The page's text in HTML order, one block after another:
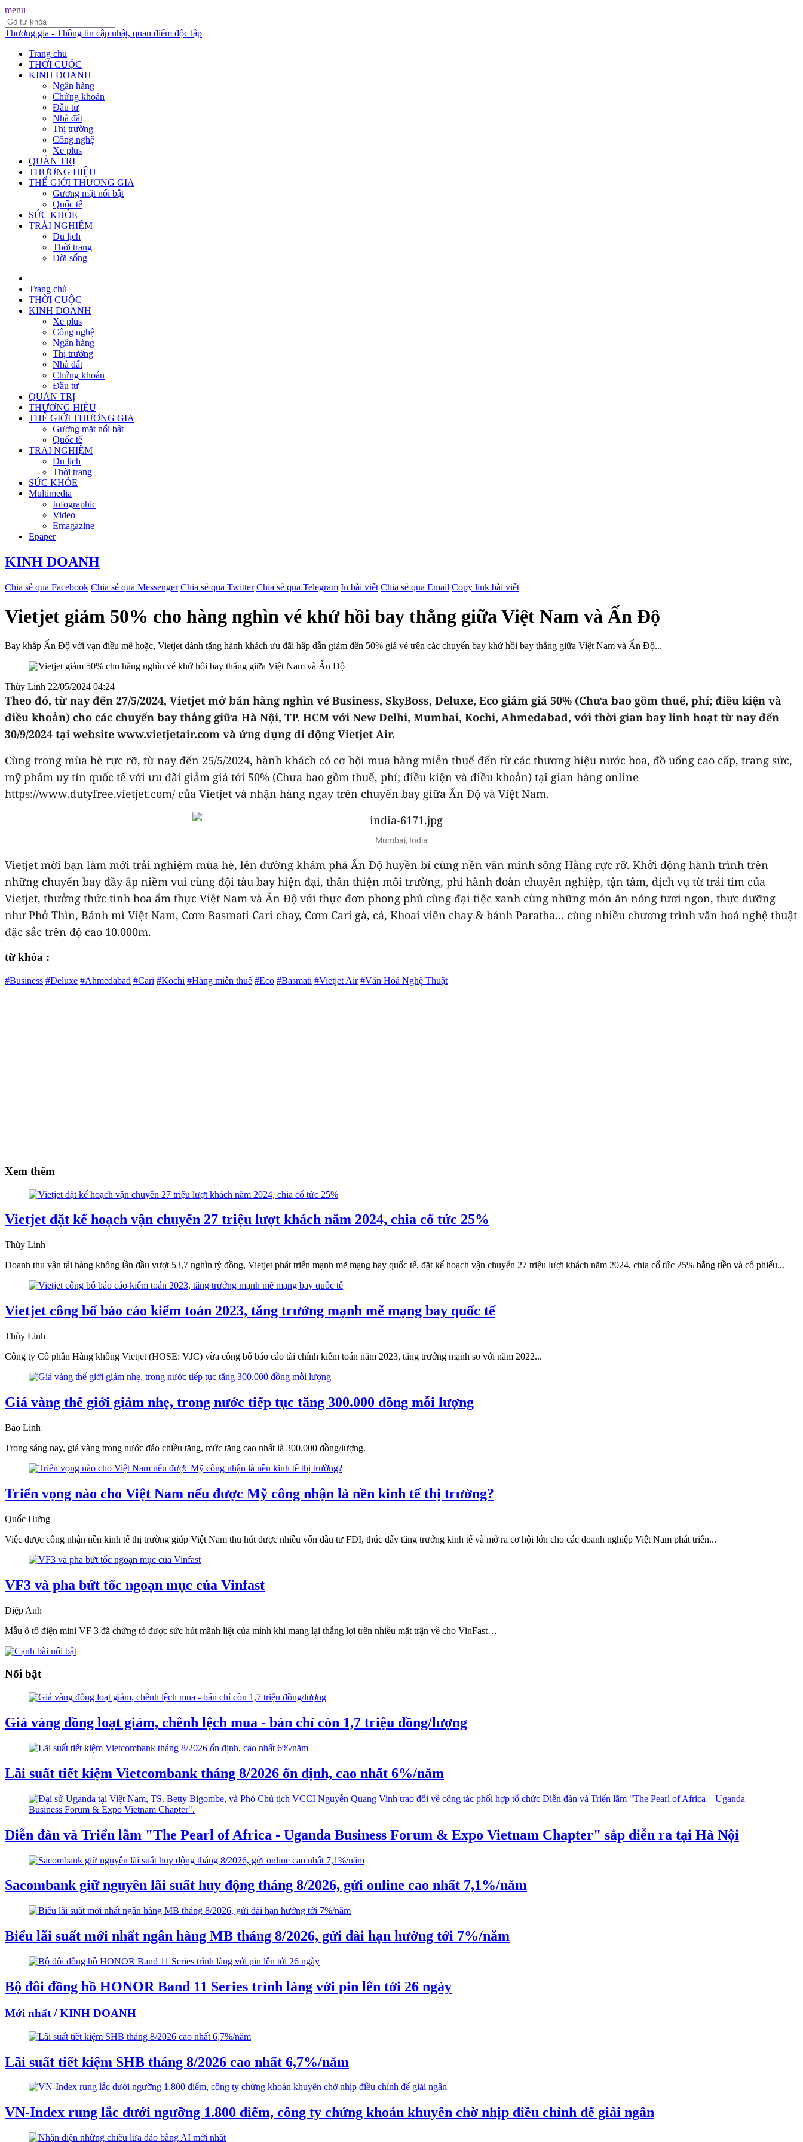
menu
Thương gia - Thông tin cập nhật, quan điểm độc lập
Trang chủ
THỜI CUỘC
KINH DOANH
Ngân hàng
Chứng khoán
Đầu tư
Nhà đất
Thị trường
Công nghệ
Xe plus
QUẢN TRỊ
THƯƠNG HIỆU
THẾ GIỚI THƯƠNG GIA
Gương mặt nổi bật
Quốc tế
SỨC KHỎE
TRẢI NGHIỆM
Du lịch
Thời trang
Đời sống
Trang chủ
THỜI CUỘC
KINH DOANH
Xe plus
Công nghệ
Ngân hàng
Thị trường
Nhà đất
Chứng khoán
Đầu tư
QUẢN TRỊ
THƯƠNG HIỆU
THẾ GIỚI THƯƠNG GIA
Gương mặt nổi bật
Quốc tế
TRẢI NGHIỆM
Du lịch
Thời trang
SỨC KHỎE
Multimedia
Infographic
Video
Emagazine
Epaper
KINH DOANH
Chia sẻ qua Facebook Chia sẻ qua Messenger Chia sẻ qua Twitter Chia sẻ qua Telegram In bài viết Chia sẻ qua Email Copy link bài viết
Vietjet giảm 50% cho hàng nghìn vé khứ hồi bay thẳng giữa Việt Nam và Ấn Độ
Bay khắp Ấn Độ với vạn điều mê hoặc, Vietjet dành tặng hành khách ưu đãi hấp dẫn giảm đến 50% giá vé trên các chuyến bay khứ hồi bay thẳng giữa Việt Nam và Ấn Độ...
Thùy Linh 22/05/2024 04:24
Theo đó, từ nay đến 27/5/2024, Vietjet mở bán hàng nghìn vé Business, SkyBoss, Deluxe, Eco giảm giá 50% (Chưa bao gồm thuế, phí; điều kiện và
điều khoản) cho các chuyến bay thẳng giữa Hà Nội, TP. HCM với New Delhi, Mumbai, Kochi, Ahmedabad, với thời gian bay linh hoạt từ nay đến
30/9/2024 tại website www.vietjetair.com và ứng dụng di động Vietjet Air.
Cùng trong mùa hè rực rỡ, từ nay đến 25/5/2024, hành khách có cơ hội mua hàng miễn thuế đến từ các thương hiệu nước hoa, đồ uống cao cấp, trang sức,
mỹ phẩm uy tín quốc tế với ưu đãi giảm giá tới 50% (Chưa bao gồm thuế, phí; điều kiện và điều khoản) tại gian hàng online
https://www.dutyfree.vietjet.com/ của Vietjet và nhận hàng ngay trên chuyến bay giữa Ấn Độ và Việt Nam.
Mumbai, India
Vietjet mời bạn làm mới trải nghiệm mùa hè, lên đường khám phá Ấn Độ huyền bí cùng nền văn minh sông Hằng rực rỡ. Khởi động hành trình trên
những chuyến bay đầy ắp niềm vui cùng đội tàu bay hiện đại, thân thiện môi trường, phi hành đoàn chuyên nghiệp, tận tâm, dịch vụ từ trái tim của
Vietjet, thưởng thức tinh hoa ẩm thực Việt Nam và Ấn Độ với thực đơn phong phú cùng đại tiệc xanh cùng những món ăn nóng tươi ngon, thực dưỡng
như Phở Thìn, Bánh mì Việt Nam, Cơm Basmati Cari chay, Cơm Cari gà, cá, Khoai viên chay & bánh Paratha… cùng nhiều chương trình văn hoá nghệ thuật
đặc sắc trên độ cao 10.000m.
từ khóa :
#Business #Deluxe #Ahmedabad #Cari #Kochi #Hàng miễn thuế #Eco #Basmati #Vietjet Air #Văn Hoá Nghệ Thuật
Xem thêm
Vietjet đặt kế hoạch vận chuyển 27 triệu lượt khách năm 2024, chia cổ tức 25%
Thùy Linh
Doanh thu vận tải hàng không lần đầu vượt 53,7 nghìn tỷ đồng, Vietjet phát triển mạnh mẽ mạng bay quốc tế, đặt kế hoạch vận chuyển 27 triệu lượt khách năm 2024, chia cổ tức 25% bằng tiền và cổ phiếu...
Vietjet công bố báo cáo kiểm toán 2023, tăng trưởng mạnh mẽ mạng bay quốc tế
Thùy Linh
Công ty Cổ phần Hàng không Vietjet (HOSE: VJC) vừa công bố báo cáo tài chính kiểm toán năm 2023, tăng trưởng mạnh so với năm 2022...
Giá vàng thế giới giảm nhẹ, trong nước tiếp tục tăng 300.000 đồng mỗi lượng
Bảo Linh
Trong sáng nay, giá vàng trong nước đảo chiều tăng, mức tăng cao nhất là 300.000 đồng/lượng.
Triển vọng nào cho Việt Nam nếu được Mỹ công nhận là nền kinh tế thị trường?
Quốc Hưng
Việc được công nhận nền kinh tế thị trường giúp Việt Nam thu hút được nhiều vốn đầu tư FDI, thúc đẩy tăng trưởng kinh tế và mở ra cơ hội lớn cho các doanh nghiệp Việt Nam phát triển...
VF3 và pha bứt tốc ngoạn mục của Vinfast
Diệp Anh
Mẫu ô tô điện mini VF 3 đã chứng tỏ được sức hút mãnh liệt của mình khi mang lại thắng lợi trên nhiều mặt trận về cho VinFast…
Nổi bật
Giá vàng đồng loạt giảm, chênh lệch mua - bán chỉ còn 1,7 triệu đồng/lượng
Lãi suất tiết kiệm Vietcombank tháng 8/2026 ổn định, cao nhất 6%/năm
Diễn đàn và Triển lãm "The Pearl of Africa - Uganda Business Forum & Expo Vietnam Chapter" sắp diễn ra tại Hà Nội
Sacombank giữ nguyên lãi suất huy động tháng 8/2026, gửi online cao nhất 7,1%/năm
Biểu lãi suất mới nhất ngân hàng MB tháng 8/2026, gửi dài hạn hưởng tới 7%/năm
Bộ đôi đồng hồ HONOR Band 11 Series trình làng với pin lên tới 26 ngày
Mới nhất / KINH DOANH
Lãi suất tiết kiệm SHB tháng 8/2026 cao nhất 6,7%/năm
VN-Index rung lắc dưới ngưỡng 1.800 điểm, công ty chứng khoán khuyên chờ nhịp điều chỉnh để giải ngân